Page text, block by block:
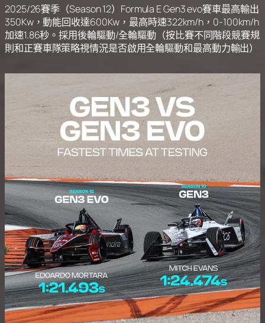
2025/26賽季（Season 12）Formula E Gen3 evo賽車最高輸出
350Kw，動能回收達600Kw，最高時速322km/h，0-100km/h
加速1.86秒。採用後輪驅動/全輪驅動（按比賽不同階段競賽規
則和正賽車隊策略視情況是否啟用全輪驅動和最高動力輸出）